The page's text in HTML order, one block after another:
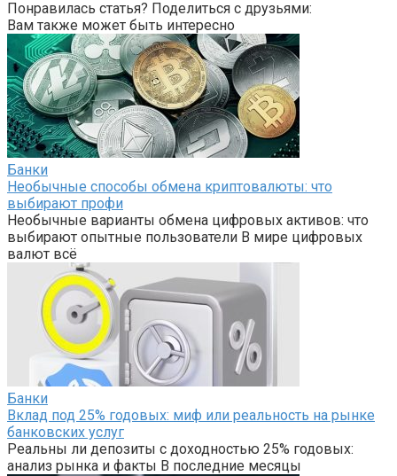
Понравилась статья? Поделиться с друзьями:
Вам также может быть интересно
Банки
Необычные способы обмена криптовалюты: что
выбирают профи
Необычные варианты обмена цифровых активов: что
выбирают опытные пользователи В мире цифровых
валют всё
Банки
Вклад под 25% годовых: миф или реальность на рынке
банковских услуг
Реальны ли депозиты с доходностью 25% годовых:
анализ рынка и факты В последние месяцы